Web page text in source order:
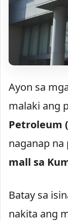
Ayon sa
malaki ang
Petroleum
naganap na
mall sa
Batay sa
nakita ang